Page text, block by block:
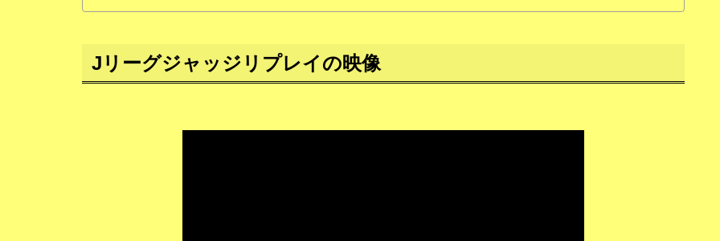
Jリーグジャッジリプレイの映像